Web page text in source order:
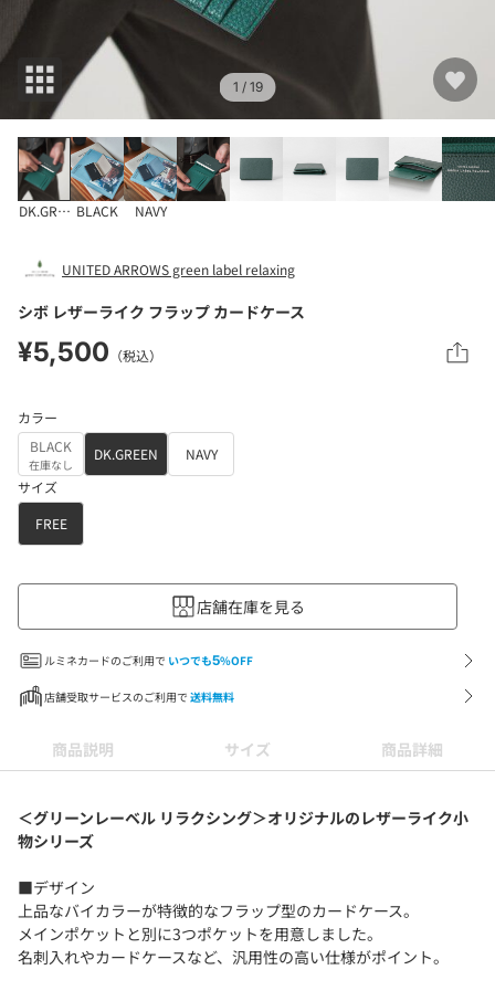
1 / 19
DK.GREENBLACK NAVY
UNITED ARROWS green label relaxing
シボ レザーライク フラップ カードケース
¥5,500 （税込）
カラー
BLACK
在庫なし
DK.GREEN
NAVY
サイズ
FREE
店舗在庫を見る
ルミネカードのご利用で いつでも5%OFF
店舗受取サービスのご利用で 送料無料
商品説明 サイズ 商品詳細
＜グリーンレーベル リラクシング＞オリジナルのレザーライク小
物シリーズ
■デザイン
上品なバイカラーが特徴的なフラップ型のカードケース。
メインポケットと別に3つポケットを用意しました。
名刺入れやカードケースなど、汎用性の高い仕様がポイント。